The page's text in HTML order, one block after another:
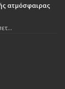
ατμόσφαιρας